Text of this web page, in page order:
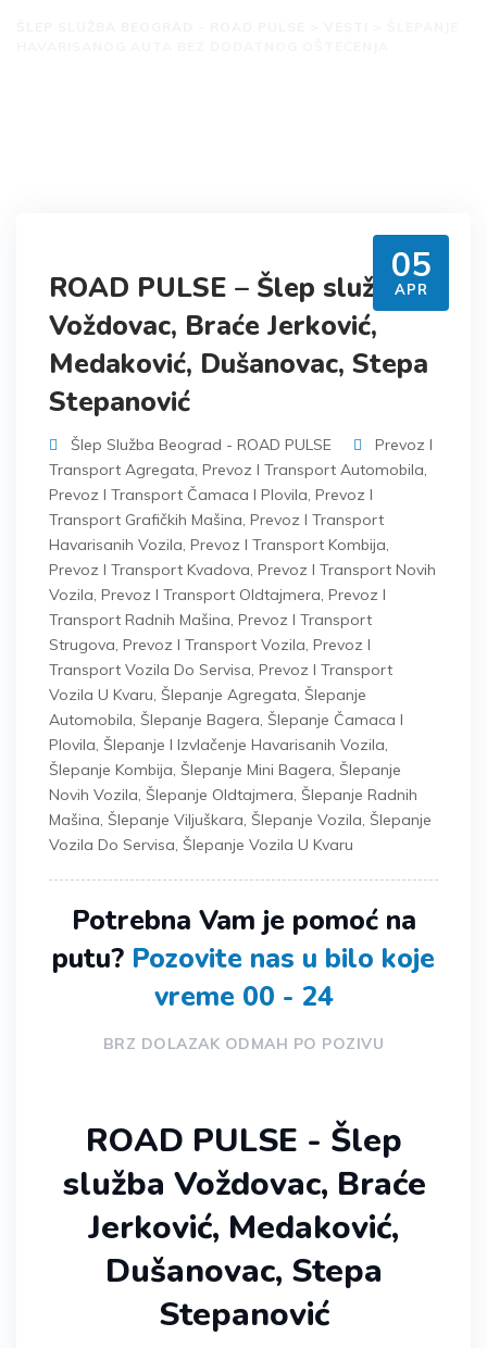
05
APR
ROAD PULSE – Šlep služba
Voždovac, Braće Jerković,
Medaković, Dušanovac, Stepa
Stepanović
Šlep Služba Beograd - ROAD PULSE
Prevoz I
Transport Agregata, Prevoz I Transport Automobila,
Prevoz I Transport Čamaca I Plovila, Prevoz I
Transport Grafičkih Mašina, Prevoz I Transport
Havarisanih Vozila, Prevoz I Transport Kombija,
Prevoz I Transport Kvadova, Prevoz I Transport Novih
Vozila, Prevoz I Transport Oldtajmera, Prevoz I
Transport Radnih Mašina, Prevoz I Transport
Strugova, Prevoz I Transport Vozila, Prevoz I
Transport Vozila Do Servisa, Prevoz I Transport
Vozila U Kvaru, Šlepanje Agregata, Šlepanje
Automobila, Šlepanje Bagera, Šlepanje Čamaca I
Plovila, Šlepanje I Izvlačenje Havarisanih Vozila,
Šlepanje Kombija, Šlepanje Mini Bagera, Šlepanje
Novih Vozila, Šlepanje Oldtajmera, Šlepanje Radnih
Mašina, Šlepanje Viljuškara, Šlepanje Vozila, Šlepanje
Vozila Do Servisa, Šlepanje Vozila U Kvaru
Potrebna Vam je pomoć na
putu? Pozovite nas u bilo koje
vreme 00 - 24
BRZ DOLAZAK ODMAH PO POZIVU
ROAD PULSE - Šlep
služba Voždovac, Braće
Jerković, Medaković,
Dušanovac, Stepa
Stepanović